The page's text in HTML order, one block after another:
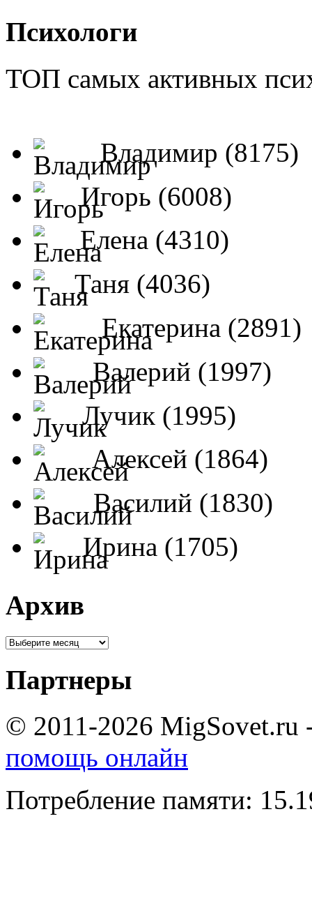
Психологи
ТОП самых активных
Владимир (8175)
Игорь (6008)
Елена (4310)
Таня (4036)
Екатерина (2891)
Валерий (1997)
Лучик (1995)
Алексей (1864)
Василий (1830)
Ирина (1705)
Архив
Партнеры
© 2011-2026 MigSovet.ru
помощь онлайн
Потребление памяти: